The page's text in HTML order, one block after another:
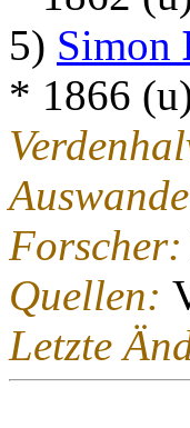
5) Simon
* 1866
Forscher:
Quellen:
Letzte